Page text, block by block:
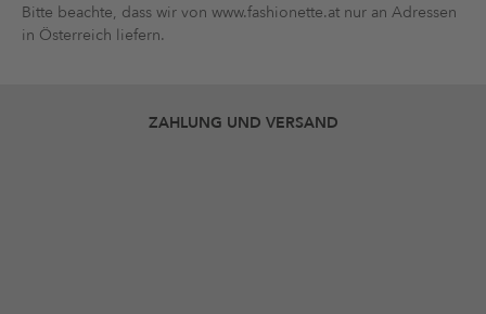
Bitte beachte, dass wir von www.fashionette.at nur an Adressen
in Österreich liefern.
ZAHLUNG UND VERSAND